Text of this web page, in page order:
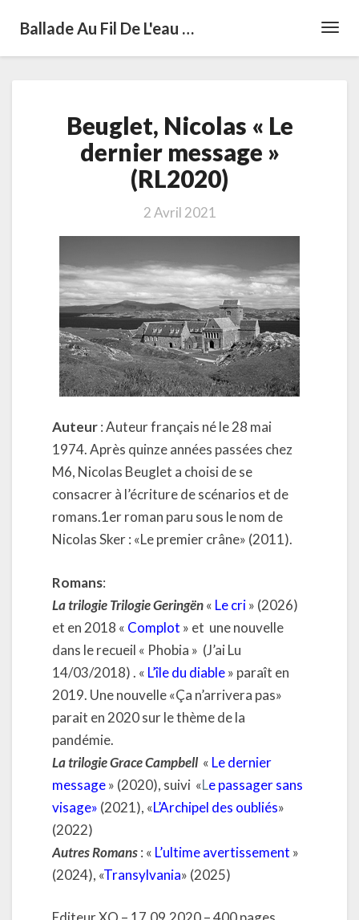
Ballade Au Fil De L'eau …
Nicolas
«
Le
dernier
message
»
Beuglet, Nicolas « Le
dernier message »
(RL2020)
2 Avril 2021
Auteur: Auteur français né le 28 mai
1974. Après quinze années passées chez
M6, Nicolas Beuglet a choisi de se
consacrer à l’écriture de scénarios et de
romans.1er roman paru sous le nom de
Nicolas Sker : «Le premier crâne» (2011).
Romans:
La trilogie Trilogie Geringën« Le cri» (2026)
et en 2018 « Complot » et une nouvelle
dans le recueil « Phobia » (J’ai Lu
14/03/2018) . « L’île du diable» paraît en
2019. Une nouvelle «Ça n’arrivera pas»
parait en 2020 sur le thème de la
pandémie.
La trilogie Grace Campbell « Le dernier
message» (2020), suivi «Le passager sans
visage» (2021), «L’Archipel des oubliés»
(2022)
Autres Romans: « L’ultime avertissement »
(2024), «Transylvania» (2025)